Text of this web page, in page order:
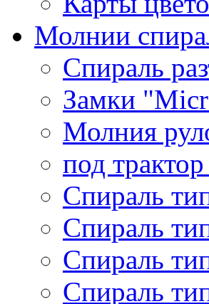
Молнии
Спираль
Замки
Молния
под
Спираль
Спираль
Спираль
Спираль